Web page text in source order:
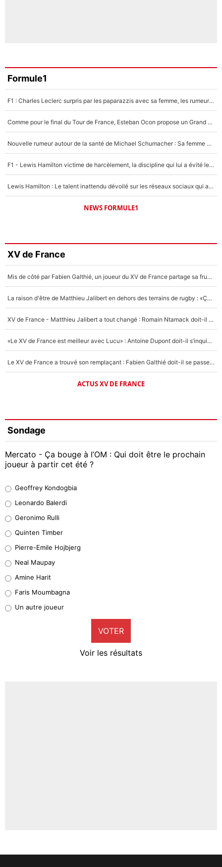
Formule1
F1 : Charles Leclerc surpris par les paparazzis avec sa femme, les rumeurs étaient vraies !
Comme pour le final du Tour de France, Esteban Ocon propose un Grand Prix de Formule 1 à Paris : «Autour de l’Arc de Triomphe, ce serait génial» !
Nouvelle rumeur autour de la santé de Michael Schumacher : Sa femme Corinna sort du silence
F1 - Lewis Hamilton victime de harcèlement, la discipline qui lui a évité le pire : «J'aurais probablement mal tourné»
Lewis Hamilton : Le talent inattendu dévoilé sur les réseaux sociaux qui a impressionné Kim Kardashian pendant leurs vacances en amoureux !
NEWS FORMULE1
XV de France
Mis de côté par Fabien Galthié, un joueur du XV de France partage sa frustration : «ils ne me l’ont pas dit tout de suite»
La raison d'être de Matthieu Jalibert en dehors des terrains de rugby : «Ça m'atteint autant que si tu touches à un membre de ma famille»
XV de France - Matthieu Jalibert a tout changé : Romain Ntamack doit-il s’inquiéter pour sa place à un an de la Coupe du monde ?
«Le XV de France est meilleur avec Lucu» : Antoine Dupont doit-il s’inquiéter pour sa place ?
Le XV de France a trouvé son remplaçant : Fabien Galthié doit-il se passer d'Antoine Dupont ?
ACTUS XV DE FRANCE
Sondage
Mercato - Ça bouge à l’OM : Qui doit être le prochain
joueur à partir cet été ?
38%
32%
4%
1%
9%
Geoffrey Kondogbia
Leonardo Balerdi
Geronimo Rulli
Quinten Timber
Pierre-Emile Hojbjerg
Neal Maupay
Amine Harit
Faris Moumbagna
Un autre joueur
VOTER
Voir les résultats